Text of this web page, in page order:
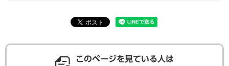
このページを見ている人は